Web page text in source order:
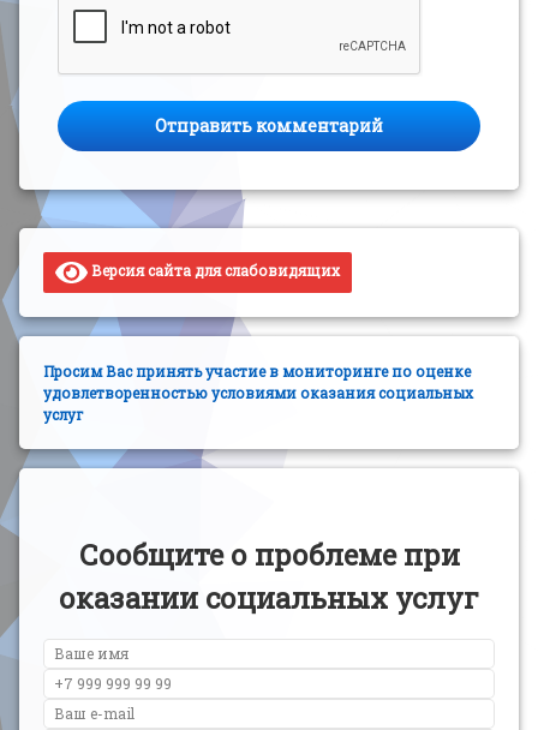
Версия сайта для слабовидящих
Просим Вас принять участие в мониторинге по оценке
удовлетворенностью условиями оказания социальных
услуг
Сообщите о проблеме при
оказании социальных услуг